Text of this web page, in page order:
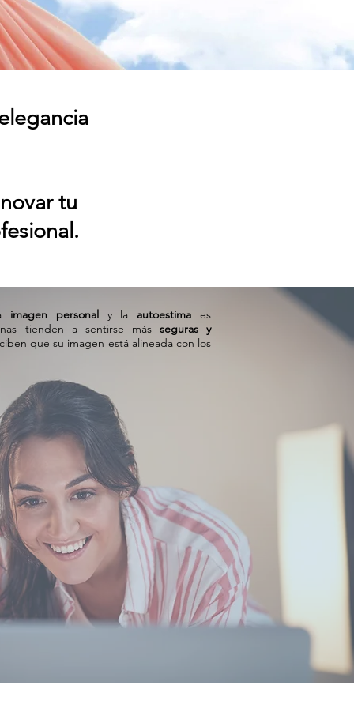
tu
imagen personaly la autoestima es
tienden a sentirse másseguras y
que su imagen está alineada con los